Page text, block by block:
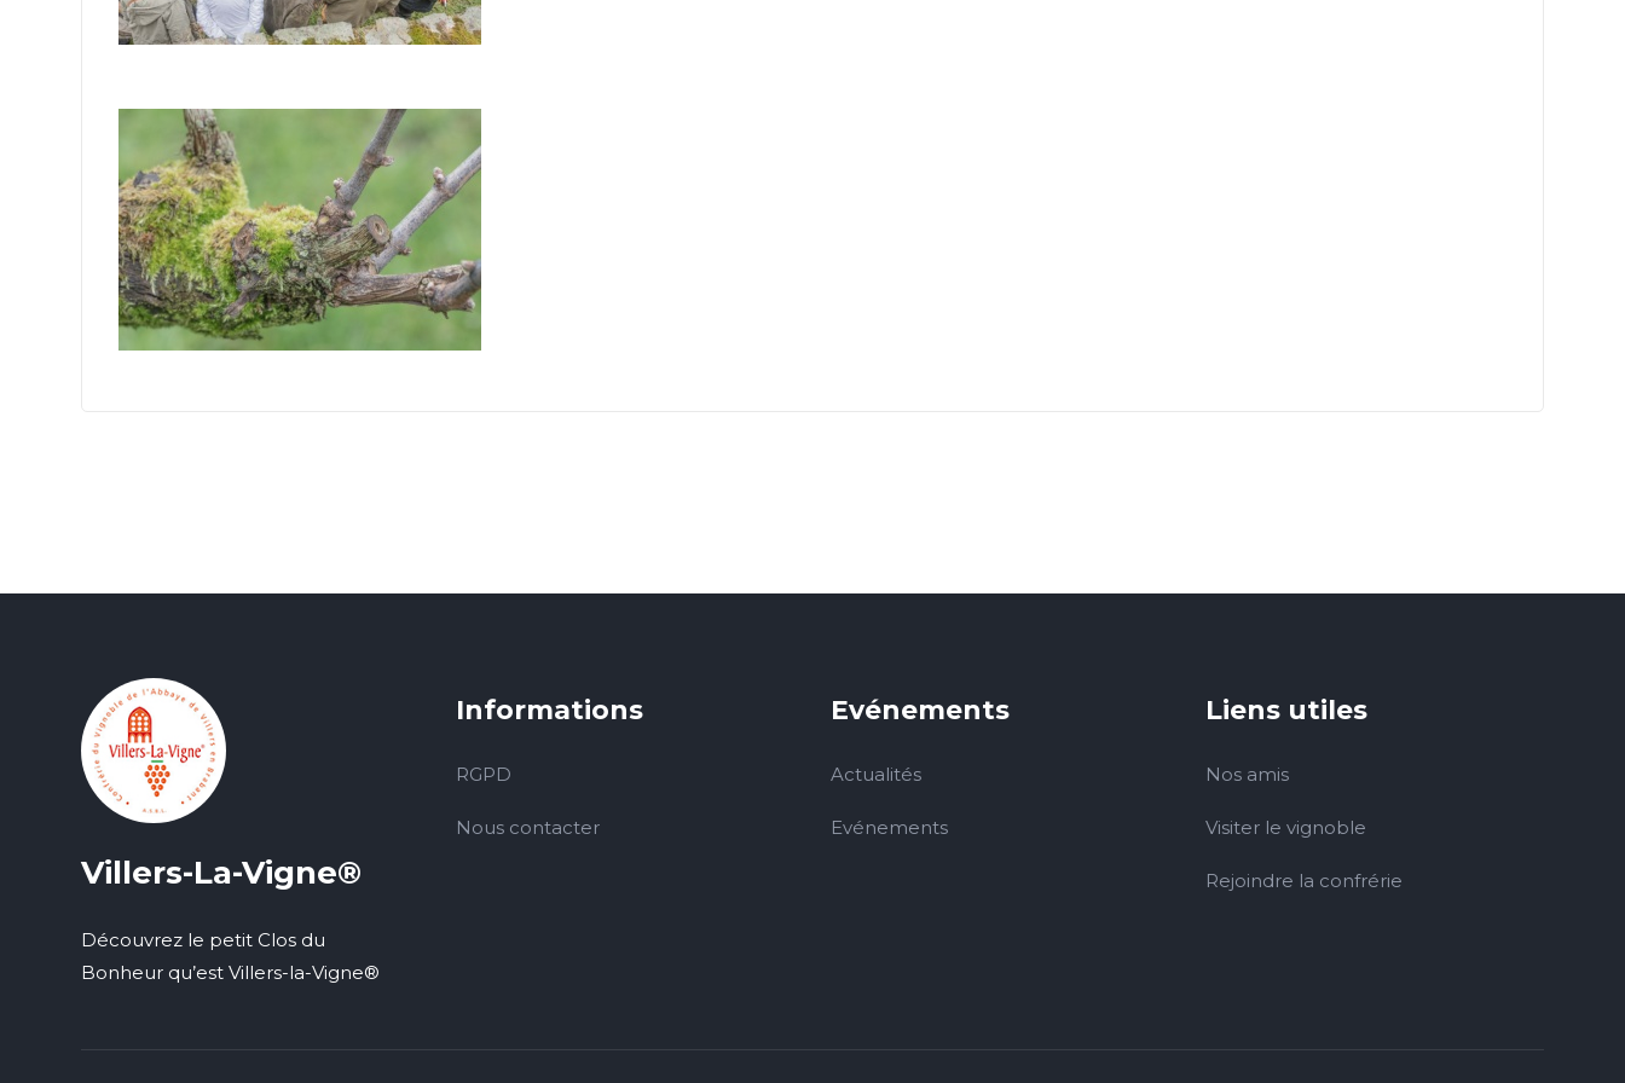
Villers-La-Vigne®
Découvrez le petit Clos du
Bonheur qu’est Villers-la-Vigne®
Informations
RGPD
Nous contacter
Evénements
Actualités
Evénements
Liens utiles
Nos amis
Visiter le vignoble
Rejoindre la confrérie